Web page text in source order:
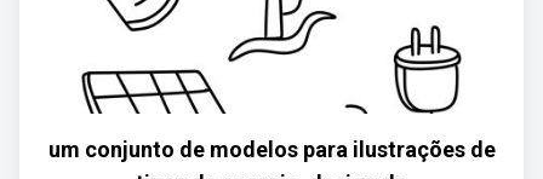
um conjunto de modelos para ilustrações de